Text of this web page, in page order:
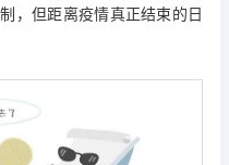
，但距离疫情真正结束的日